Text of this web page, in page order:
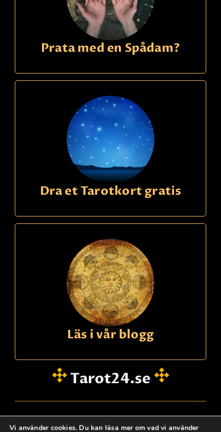
Prata med en Spådam?
Dra et Tarotkort gratis
Läs i vår blogg
Tarot24.se
hei@dinklarsynte.no
Vi använder cookies. Du kan läsa mer om vad vi använder